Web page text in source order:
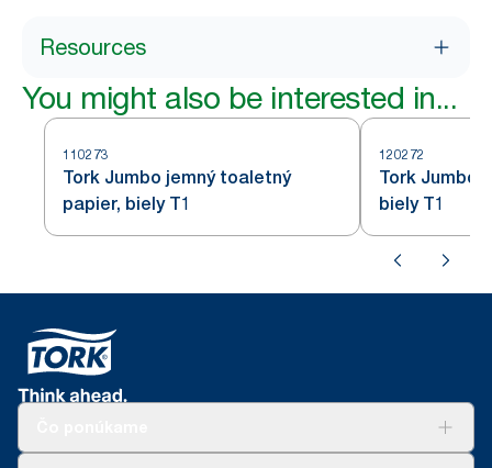
Resources
You might also be interested in...
110273
Tork Jumbo jemný toaletný
papier, biely T1
120272
Tork Jumbo
biely T1